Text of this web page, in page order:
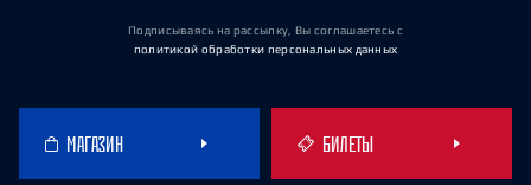
Подписываясь на рассылку, Вы соглашаетесь с
политикой обработки персональных данных
МАГАЗИН БИЛЕТЫ